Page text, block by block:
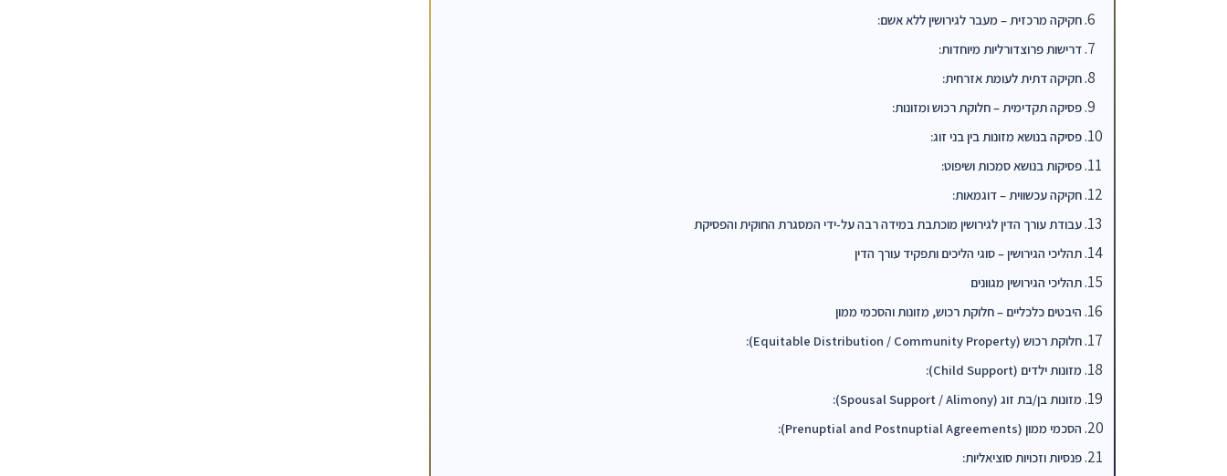
חקיקה מרכזית – מעבר לגירושין ללא אשם:
דרישות פרוצדורליות מיוחדות:
חקיקה דתית לעומת אזרחית:
פסיקה תקדימית – חלוקת רכוש ומזונות:
פסיקה בנושא מזונות בין בני זוג:
פסיקות בנושא סמכות ושיפוט:
חקיקה עכשווית – דוגמאות:
עבודת עורך הדין לגירושין מוכתבת במידה רבה על-ידי המסגרת החוקית והפסיקת
תהליכי הגירושין – סוגי הליכים ותפקיד עורך הדין
תהליכי הגירושין מגוונים
היבטים כלכליים – חלוקת רכוש, מזונות והסכמי ממון
חלוקת רכוש (Equitable Distribution / Community Property):
מזונות ילדים (Child Support):
מזונות בן/בת זוג (Spousal Support / Alimony):
הסכמי ממון (Prenuptial and Postnuptial Agreements):
פנסיות וזכויות סוציאליות: